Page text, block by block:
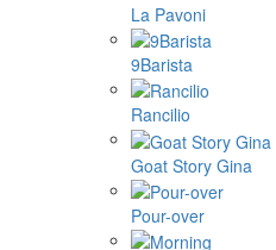
La Pavoni
9Barista
Rancilio
Goat Story Gina
Pour-over